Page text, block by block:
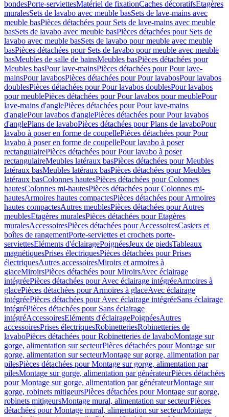
bondesPorte-serviettesMatériel de fixationCaches décoratifsEtagères
muralesSets de lavabo avec meuble basSets de lave-mains avec
meuble basPièces détachées pour Sets de lave-mains avec meuble
basSets de lavabo avec meuble basPièces détachées pour Sets de
lavabo avec meuble basSets de lavabo pour meuble avec meuble
basPièces détachées pour Sets de lavabo pour meuble avec meuble
basMeubles de salle de bainsMeubles basPièces détachées pour
Meubles basPour lave-mainsPièces détachées pour Pour lave-
mainsPour lavabosPièces détachées pour Pour lavabosPour lavabos
doublesPièces détachées pour Pour lavabos doublesPour lavabos
pour meublePièces détachées pour Pour lavabos pour meublePour
lave-mains d'anglePièces détachées pour Pour lave-mains
d'anglePour lavabos d'anglePièces détachées pour Pour lavabos
d'anglePlans de lavaboPièces détachées pour Plans de lavaboPour
lavabo à poser en forme de coupellePièces détachées pour Pour
lavabo à poser en forme de coupellePour lavabo à poser
rectangulairePièces détachées pour Pour lavabo à poser
rectangulaireMeubles latéraux basPièces détachées pour Meubles
latéraux basMeubles latéraux basPièces détachées pour Meubles
latéraux basColonnes hautesPièces détachées pour Colonnes
hautesColonnes mi-hautesPièces détachées pour Colonnes mi-
hautesArmoires hautes compactesPièces détachées pour Armoires
hautes compactesAutres meublesPièces détachées pour Autres
meublesEtagères muralesPièces détachées pour Etagères
muralesAccessoiresPièces détachées pour AccessoiresCasiers et
boîtes de rangementPorte-serviettes et crochets porte-
serviettesEléments d'éclairagePoignéesJeux de piedsTableaux
magnétiquesPrises électriquesPièces détachées pour Prises
électriquesAutres accessoiresMiroirs et armoires à
glaceMiroirsPièces détachées pour MiroirsAvec éclairage
intégréePièces détachées pour Avec éclairage intégréeArmoires à
glacePièces détachées pour Armoires à glaceAvec éclairage
intégréePièces détachées pour Avec éclairage intégréeSans éclairage
intégréPièces détachées pour Sans éclairage
intégréAccessoiresEléments d'éclairagePoignéesAutres
accessoiresPrises électriquesRobinetteriesRobinetteries de
lavaboPièces détachées pour Robinetteries de lavaboMontage sur
gorge, alimentation sur secteurPièces détachées pour Montage sur
gorge, alimentation sur secteurMontage sur gorge, alimentation par
pilesPièces détachées pour Montage sur gorge, alimentation par
pilesMontage sur gorge, alimentation par générateurPièces détachées
pour Montage sur gorge, alimentation par générateurMontage sur
gorge, robinets mitigeursPièces détachées pour Montage sur gorge,
robinets mitigeursMontage mural, alimentation sur secteurPièces
détachées pour Montage mural, alimentation sur secteurMontage